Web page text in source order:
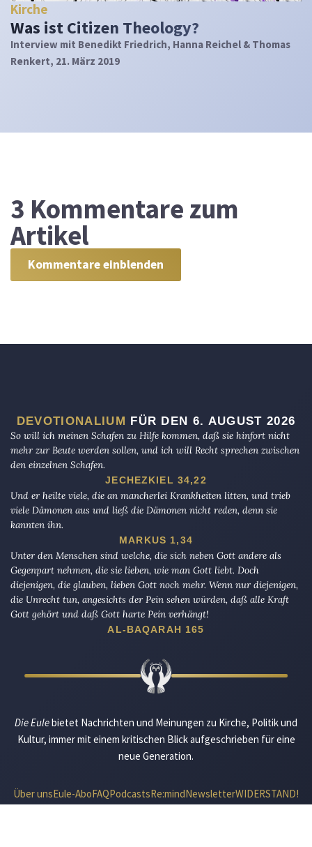
Kirche
Was ist Citizen Theology?
Interview mit Benedikt Friedrich, Hanna Reichel & Thomas
Renkert, 21. März 2019
3 Kommentare zum
Artikel
Kommentare einblenden
DEVOTIONALIUM FÜR DEN 6. AUGUST 2026
So will ich meinen Schafen zu Hilfe kommen, daß sie hinfort nicht
mehr zur Beute werden sollen, und ich will Recht sprechen zwischen
den einzelnen Schafen.
JECHEZKIEL 34,22
Und er heilte viele, die an mancherlei Krankheiten litten, und trieb
viele Dämonen aus und ließ die Dämonen nicht reden, denn sie
kannten ihn.
MARKUS 1,34
Unter den Menschen sind welche, die sich neben Gott andere als
Gegenpart nehmen, die sie lieben, wie man Gott liebt. Doch
diejenigen, die glauben, lieben Gott noch mehr. Wenn nur diejenigen,
die Unrecht tun, angesichts der Pein sehen würden, daß alle Kraft
Gott gehört und daß Gott harte Pein verhängt!
AL-BAQARAH 165
Die Eulebietet Nachrichten und Meinungen zu Kirche, Politik und
Kultur, immer mit einem kritischen Blick aufgeschrieben für eine
neue Generation.
Über unsEule-AboFAQPodcastsRe:mindNewsletterWIDERSTAND!